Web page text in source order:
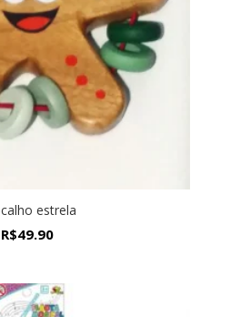
estrela
R$49.90